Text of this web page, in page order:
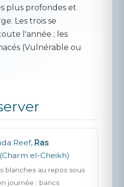
plus profondes et
Les trois se
l'année ; les
(Vulnérable ou
Reef, Ras
(Charm el-Cheikh)
blanches au repos sous
journée ; bancs